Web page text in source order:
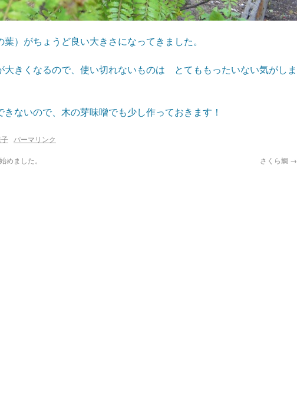
葉）がちょうど良い大きさになってきました。
大きくなるので、使い切れないものは とてももったいない気がしま
きないので、木の芽味噌でも少し作っておきます！
パーマリンク
めました。 さくら鯛 →